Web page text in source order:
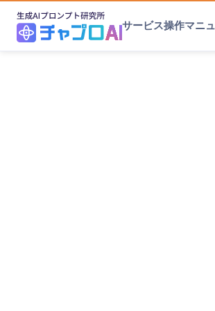
サービス操作マニ